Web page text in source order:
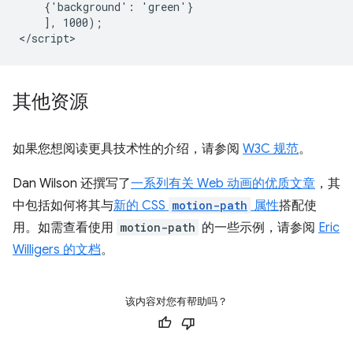
    {'background': 'green'}
    ], 1000);
其他资源
如果您想阅读更具技术性的介绍，请参阅 W3C 规范。
Dan Wilson 还撰写了一系列有关 Web 动画的优质文章 ，其
中包括如何将其与新的 CSS motion-path 属性搭配使
用。如需查看使用 motion-path 的一些示例，请参阅 Eric
Willigers 的文档。
该内容对您有帮助吗？